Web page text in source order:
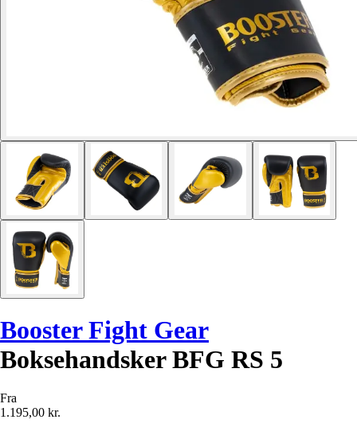
Booster Fight Gear
Boksehandsker BFG RS 5
Fra
1.195,00 kr.